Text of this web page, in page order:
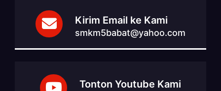
Kirim Email ke Kami
smkm5babat@yahoo.com
Tonton Youtube Kami